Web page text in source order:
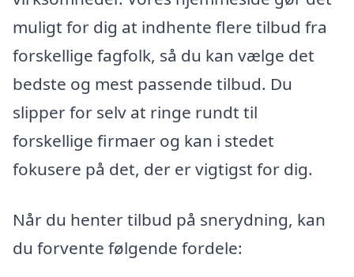
muligt for dig at indhente flere tilbud fra
forskellige fagfolk, så du kan vælge det
bedste og mest passende tilbud. Du
slipper for selv at ringe rundt til
forskellige firmaer og kan i stedet
fokusere på det, der er vigtigst for dig.
Når du henter tilbud på snerydning, kan
du forvente følgende fordele: